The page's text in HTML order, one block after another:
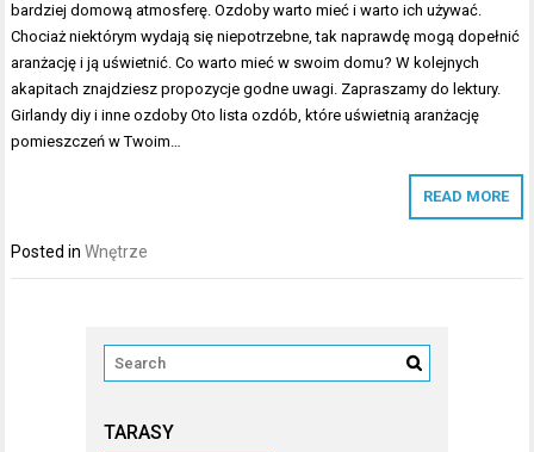
bardziej domową atmosferę. Ozdoby warto mieć i warto ich używać.
Chociaż niektórym wydają się niepotrzebne, tak naprawdę mogą dopełnić
aranżację i ją uświetnić. Co warto mieć w swoim domu? W kolejnych
akapitach znajdziesz propozycje godne uwagi. Zapraszamy do lektury.
Girlandy diy i inne ozdoby Oto lista ozdób, które uświetnią aranżację
pomieszczeń w Twoim…
READ MORE
Posted inWnętrze
TARASY